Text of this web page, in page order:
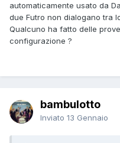
automaticamente usato da
due Futro non dialogano tra
Qualcuno ha fatto delle
configurazione ?
bambulotto
Inviato 13 Gennaio